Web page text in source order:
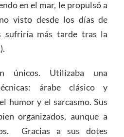
en el mar, le propulsó a
visto desde los días de
sufriría más tarde tras la
únicos. Utilizaba una
árabe clásico y
humor y el sarcasmo. Sus
organizados, aunque a
Gracias a sus dotes